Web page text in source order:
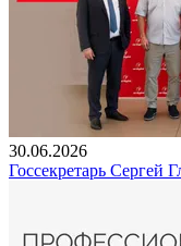
30.06.2026
Госсекретарь Сергей